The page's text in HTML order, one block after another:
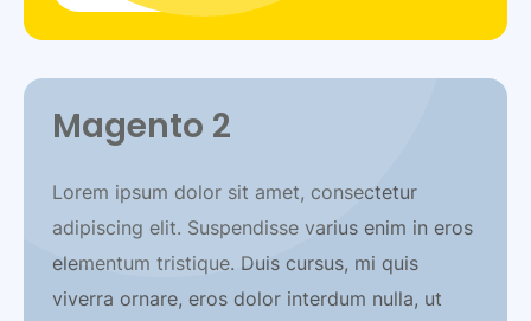
Magento 2
Lorem ipsum dolor sit amet, consectetur
adipiscing elit. Suspendisse varius enim in eros
elementum tristique. Duis cursus, mi quis
viverra ornare, eros dolor interdum nulla, ut